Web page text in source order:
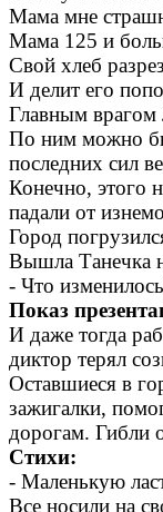
Мама мне
Мама 125 и
Свой хлеб
И делит его
Главным врагом
По ним можно
последних сил
Конечно, этого
падали от
Город
Вышла Танечка
- Что
Показ
И даже тогда
диктор терял
Оставшиеся в
зажигалки,
дорогам. Гибли
Стихи:
- Маленькую
Все носили на